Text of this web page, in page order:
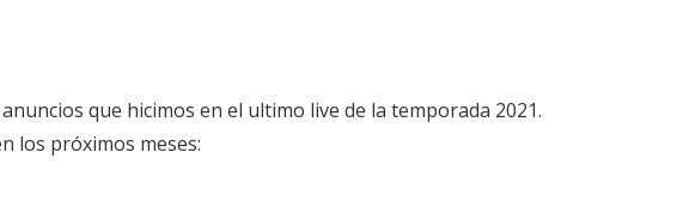
que hicimos en el ultimo live de la temporada 2021.
los próximos meses: